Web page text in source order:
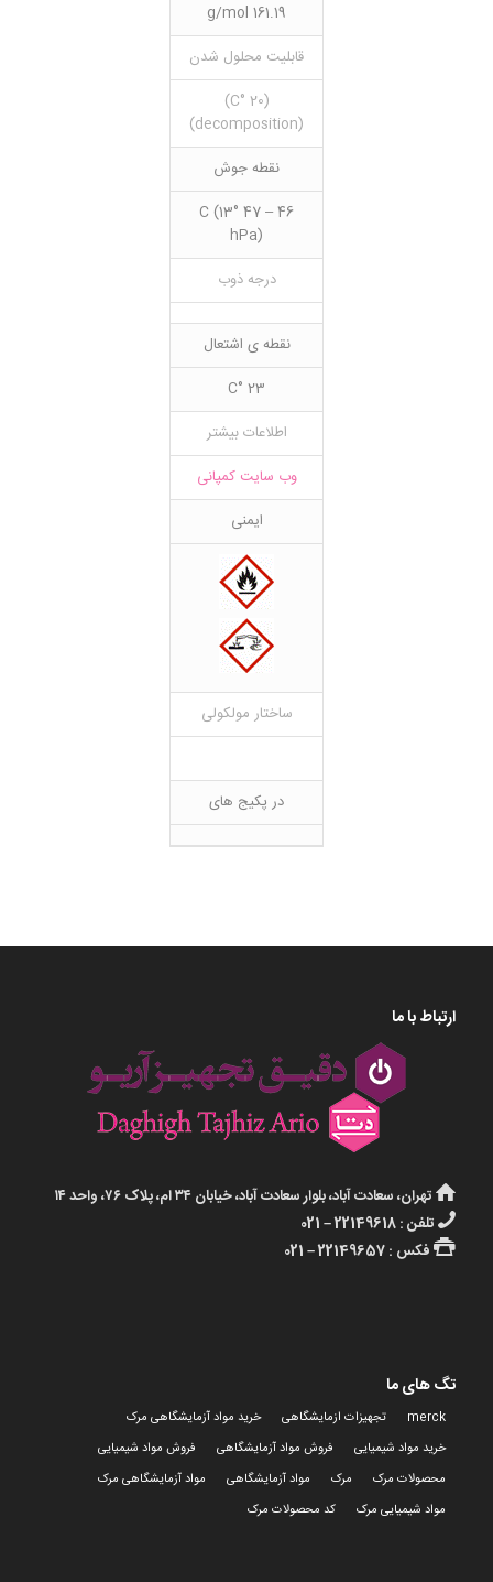
161.19 g/mol
قابلیت محلول شدن
(20 °C)
(decomposition)
نقطه جوش
46 – 47 °C (13
hPa)
درجه ذوب
نقطه ی اشتعال
23 °C
اطلاعات بیشتر
وب سایت کمپانی
ایمنی
ساختار مولکولی
در پکیج های
ارتباط با ما
تهران، سعادت آباد، بلوار سعادت آباد، خیابان ۳۴ ام، پلاک ۷۶، واحد ۱۴
تلفن : 22149618 – 021
فکس : 22149657 – 021
تگ های ما
merck تجهیزات ازمایشگاهی
خرید مواد آزمایشگاهی مرک
خرید مواد شیمیایی
فروش مواد آزمایشگاهی
فروش مواد شیمیایی
محصولات مرک
مرک مواد آزمایشگاهی
مواد آزمایشگاهی مرک
مواد شیمیایی مرک
کد محصولات مرک